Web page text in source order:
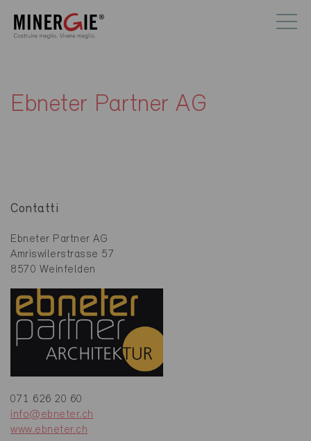
Ebneter Partner AG
Contatti
Ebneter Partner AG
Amriswilerstrasse 57
8570 Weinfelden
071 626 20 60
info@ebneter.ch
www.ebneter.ch